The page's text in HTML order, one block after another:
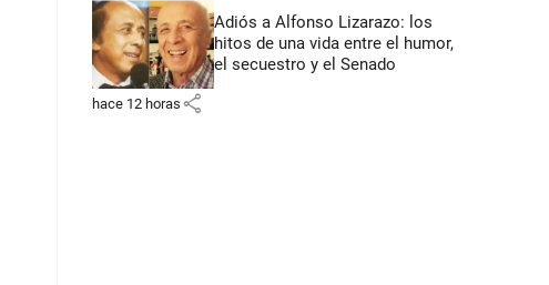
Adiós a Alfonso Lizarazo: los
hitos de una vida entre el humor,
el secuestro y el Senado
hace 12 horas share